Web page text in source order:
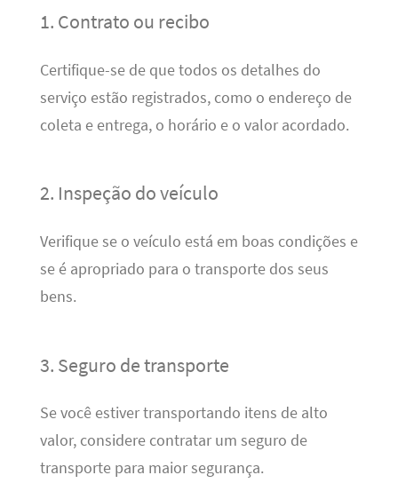
1. Contrato ou recibo
Certifique-se de que todos os detalhes do
serviço estão registrados, como o endereço de
coleta e entrega, o horário e o valor acordado.
2. Inspeção do veículo
Verifique se o veículo está em boas condições e
se é apropriado para o transporte dos seus
bens.
3. Seguro de transporte
Se você estiver transportando itens de alto
valor, considere contratar um seguro de
transporte para maior segurança.